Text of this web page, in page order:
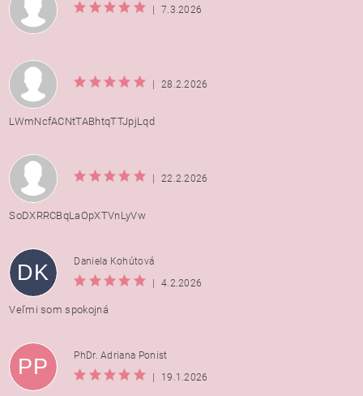
| 7.3.2026
| 28.2.2026
LWmNcfACNtTABhtqTTJpjLqd
| 22.2.2026
SoDXRRCBqLaOpXTVnLyVw
DK
Daniela Kohútová
|
4.2.2026
Veľmi som spokojná
PP
PhDr. Adriana Ponist
|
19.1.2026